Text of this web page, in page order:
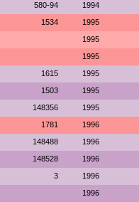
580-94 1994
1534 1995
1995
1995
1615 1995
1503 1995
148356 1995
1781 1996
148488 1996
148528 1996
3 1996
1996